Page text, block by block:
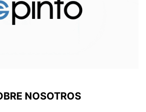
NOSOTROS